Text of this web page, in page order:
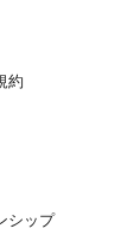
約
シップ